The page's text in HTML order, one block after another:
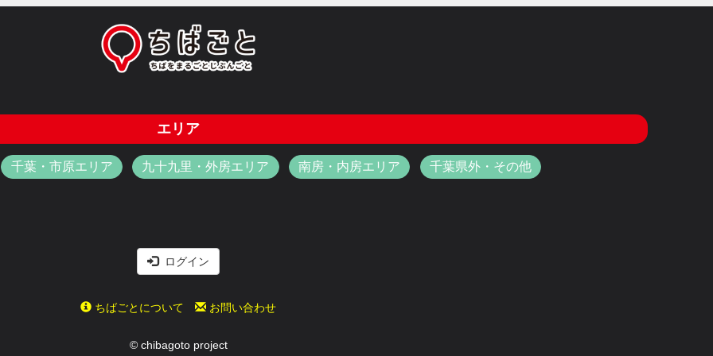
エリア
千葉・市原エリア 九十九里・外房エリア 南房・内房エリア 千葉県外・その他
ログイン
ちばごとについて お問い合わせ
© chibagoto project